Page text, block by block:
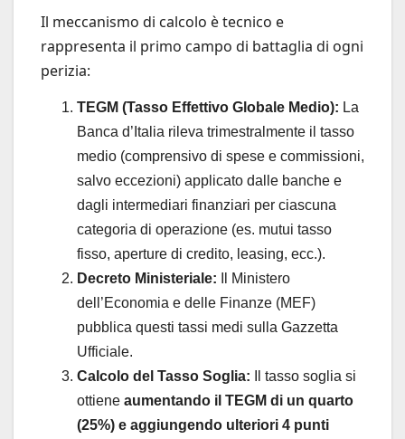
Il meccanismo di calcolo è tecnico e
rappresenta il primo campo di battaglia di ogni
perizia:
TEGM (Tasso Effettivo Globale Medio): La
Banca d’Italia rileva trimestralmente il tasso
medio (comprensivo di spese e commissioni,
salvo eccezioni) applicato dalle banche e
dagli intermediari finanziari per ciascuna
categoria di operazione (es. mutui tasso
fisso, aperture di credito, leasing, ecc.).
Decreto Ministeriale: Il Ministero
dell’Economia e delle Finanze (MEF)
pubblica questi tassi medi sulla Gazzetta
Ufficiale.
Calcolo del Tasso Soglia: Il tasso soglia si
ottiene aumentando il TEGM di un quarto
(25%) e aggiungendo ulteriori 4 punti